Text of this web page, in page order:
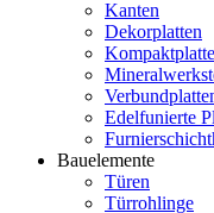
Kanten
Dekorplatten
Edelfunierte
Bauelemente
Türen
Türrohlinge